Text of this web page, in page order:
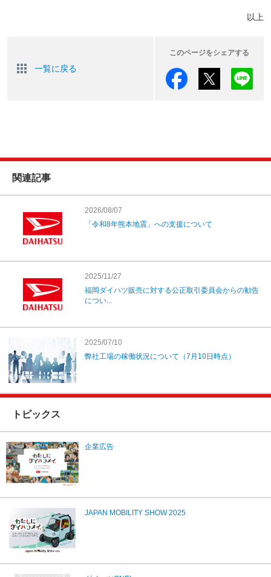
以上
一覧に戻る
このページをシェアする
関連記事
2026/08/07
「令和8年熊本地震」への支援について
2025/11/27
福岡ダイハツ販売に対する公正取引委員会からの勧告
につい...
2025/07/10
弊社工場の稼働状況について（7月10日時点）
トピックス
企業広告
JAPAN MOBILITY SHOW 2025